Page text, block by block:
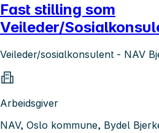
Fast stilling som
Veileder/
Veileder/sosialkonsulent - NAV
Arbeidsgiver
NAV, Oslo kommune, Bydel